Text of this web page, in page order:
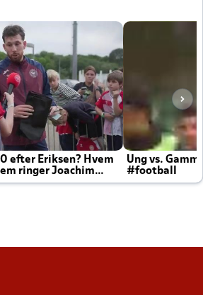
efter Eriksen? Hvem
ringer Joachim
Ung vs.
#football